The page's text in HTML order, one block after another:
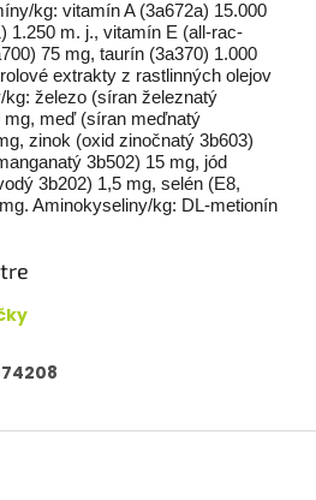
kg: vitamín A (3a672a) 15.000
1.250 m. j., vitamín E (all-rac-
75 mg, taurín (3a370) 1.000
extrakty z rastlinných olejov
kg: železo (síran železnatý
mg, meď (síran meďnatý
zinok (oxid zinočnatý 3b603)
3b502) 15 mg, jód
3b202) 1,5 mg, selén (E8,
Aminokyseliny/kg: DL-metionín